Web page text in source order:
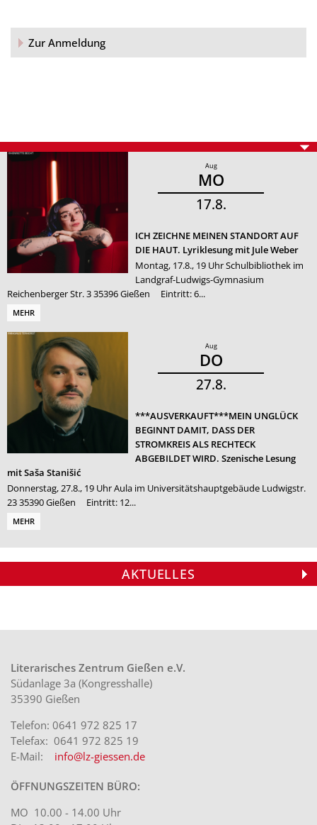
Zur Anmeldung
Aug
MO
17 8
ICH ZEICHNE MEINEN STANDORT AUF
DIE HAUT. Lyriklesung mit Jule Weber
Montag, 17.8., 19 Uhr Schulbibliothek im
Landgraf-Ludwigs-Gymnasium
Reichenberger Str. 3 35396 Gießen Eintritt: 6...
MEHR
Aug
DO
27 8
***AUSVERKAUFT***MEIN UNGLÜCK
BEGINNT DAMIT, DASS DER
STROMKREIS ALS RECHTECK
ABGEBILDET WIRD. Szenische Lesung
mit Saša Stanišić
Donnerstag, 27.8., 19 Uhr Aula im Universitätshauptgebäude Ludwigstr.
23 35390 Gießen Eintritt: 12...
MEHR
AKTUELLES
Kino Traumstern, Lich ...
Bieber-Saal, Ludwigstraße 35, Gießen
Weitere Aufführung: Sams...
Literarisches Zentrum Gießen e.V.
Südanlage 3a (Kongresshalle)
35390 Gießen
Telefon: 0641 972 825 17
Telefax: 0641 972 825 19
E-Mail: info@lz-giessen.de
ÖFFNUNGSZEITEN BÜRO:
MO 10.00 - 14.00 Uhr